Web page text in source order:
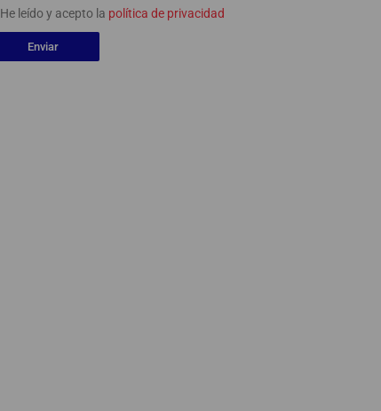
He leído y acepto la política de privacidad
Enviar